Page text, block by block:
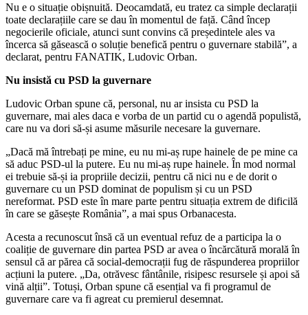
Nu e o situație obișnuită. Deocamdată, eu tratez ca simple declarații
toate declarațiile care se dau în momentul de față. Când încep
negocierile oficiale, atunci sunt convins că președintele ales va
încerca să găsească o soluție benefică pentru o guvernare stabilă”, a
declarat, pentru FANATIK, Ludovic Orban.
Nu insistă cu PSD la guvernare
Ludovic Orban spune că, personal, nu ar insista cu PSD la
guvernare, mai ales daca e vorba de un partid cu o agendă populistă,
care nu va dori să-și asume măsurile necesare la guvernare.
„Dacă mă întrebați pe mine, eu nu mi-aș rupe hainele de pe mine ca
să aduc PSD-ul la putere. Eu nu mi-aș rupe hainele. În mod normal
ei trebuie să-și ia propriile decizii, pentru că nici nu e de dorit o
guvernare cu un PSD dominat de populism și cu un PSD
nereformat. PSD este în mare parte pentru situația extrem de dificilă
în care se găsește România”, a mai spus Orbanacesta.
Acesta a recunoscut însă că un eventual refuz de a participa la o
coaliție de guvernare din partea PSD ar avea o încărcătură morală în
sensul că ar părea că social-democrații fug de răspunderea propriilor
acțiuni la putere. „Da, otrăvesc fântânile, risipesc resursele și apoi să
vină alții”. Totuși, Orban spune că esențial va fi programul de
guvernare care va fi agreat cu premierul desemnat.